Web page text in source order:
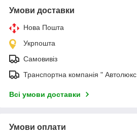
Умови доставки
Нова Пошта
Укрпошта
Самовивіз
Транспортна компанія " Автолюкс
Всі умови доставки
Умови оплати